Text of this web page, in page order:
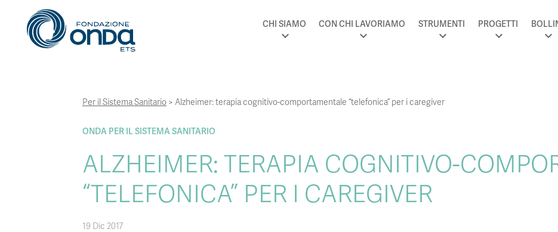
CHI SIAMO CON CHI LAVORIAMO STRUMENTI PROGETTI
Per il Sistema Sanitario > Alzheimer: terapia cognitivo-comportamentale “telefonica” per i caregiver
ONDA PER IL SISTEMA SANITARIO
ALZHEIMER: TERAPIA COGNITIVO-
“TELEFONICA” PER I CAREGIVER
19 Dic 2017